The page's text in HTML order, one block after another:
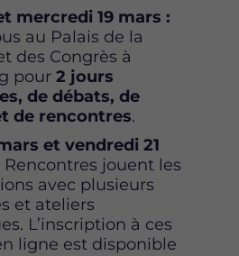
mercredi 19 mars :
au Palais de la
des Congrès à
pour 2 jours
de débats, de
de rencontres.
et vendredi 21
Rencontres jouent les
avec plusieurs
et ateliers
L’inscription à ces
ligne est disponible